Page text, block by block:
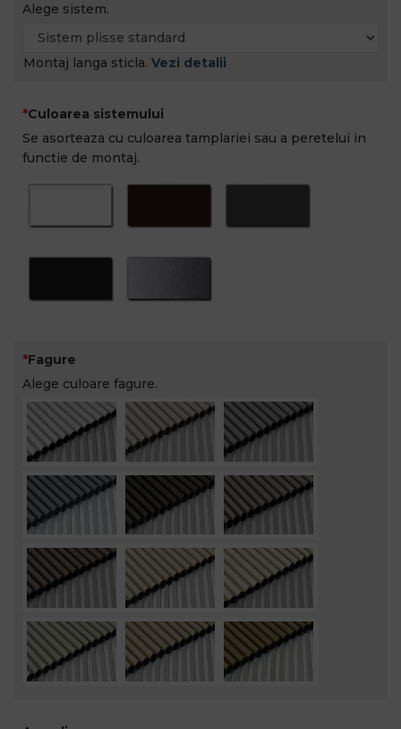
Alege sistem.
Montaj langa sticla. Vezi detalii
Culoarea sistemului
Se asorteaza cu culoarea tamplariei sau a peretelui in
functie de montaj.
Fagure
Alege culoare fagure.